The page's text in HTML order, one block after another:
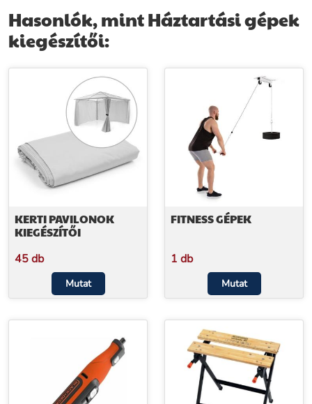
Hasonlók, mint Háztartási gépek
kiegészítői:
KERTI PAVILONOK
KIEGÉSZÍTŐI
45 db
Mutat
FITNESS GÉPEK
1 db
Mutat